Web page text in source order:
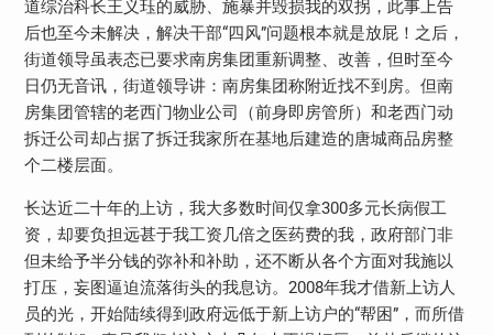
道综治科长王义珏的威胁、施暴并毁损我的双拐，此事上告
后也至今未解决，解决干部“四风”问题根本就是放屁！之后，
街道领导虽表态已要求南房集团重新调整、改善，但时至今
日仍无音讯，街道领导讲：南房集团称附近找不到房。但南
房集团管辖的老西门物业公司（前身即房管所）和老西门动
拆迁公司却占据了拆迁我家所在基地后建造的唐城商品房整
个二楼层面。
长达近二十年的上访，我大多数时间仅拿300多元长病假工
资，却要负担远甚于我工资几倍之医药费的我，政府部门非
但未给予半分钱的弥补和补助，还不断从各个方面对我施以
打压，妄图逼迫流落街头的我息访。2008年我才借新上访人
员的光，开始陆续得到政府远低于新上访户的“帮困”，而所借